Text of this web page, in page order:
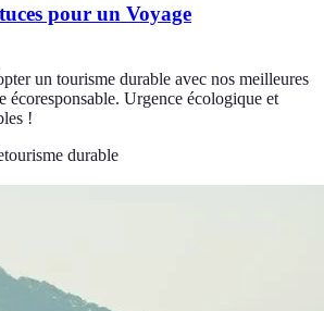
pour un Voyage
un tourisme durable avec nos meilleures
écoresponsable. Urgence écologique et
!
tourisme durable